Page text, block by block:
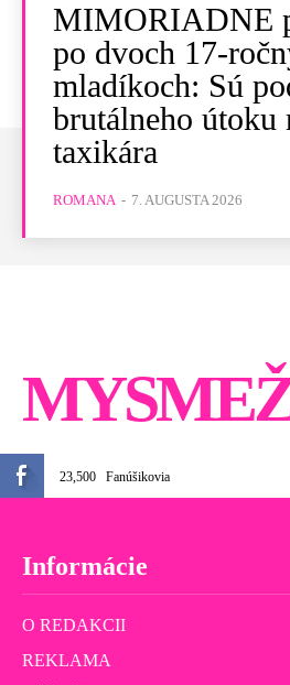
MIMORIADNE
po dvoch 17-
mladíkoch: Sú
brutálneho útoku
taxikára
ROMANA - 7. AUGUSTA 2026
23,500 Fanúšikovia
Informácie
O REDAKCII
REKLAMA